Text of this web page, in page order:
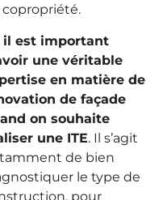
il est important
une véritable
en matière de
de façade
on souhaite
une ITE. Il s’agit
de bien
le type de
pour